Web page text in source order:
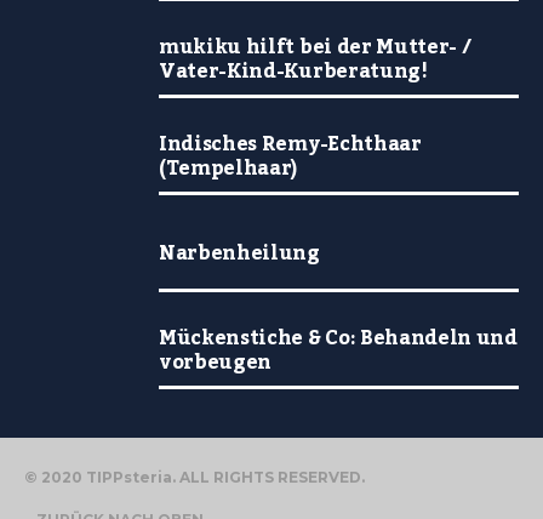
mukiku hilft bei der Mutter- /
Vater-Kind-Kurberatung!
Indisches Remy-Echthaar
(Tempelhaar)
Narbenheilung
Mückenstiche & Co: Behandeln und
vorbeugen
© 2020 TIPPsteria. ALL RIGHTS RESERVED.